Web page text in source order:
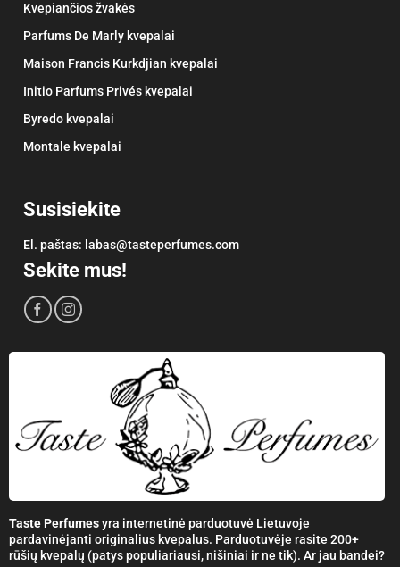
Kvepiančios žvakės
Parfums De Marly kvepalai
Maison Francis Kurkdjian kvepalai
Initio Parfums Privés kvepalai
Byredo kvepalai
Montale kvepalai
Susisiekite
El. paštas: labas@tasteperfumes.com
Sekite mus!
Taste Perfumesyra internetinė parduotuvė Lietuvoje
pardavinėjanti originalius kvepalus. Parduotuvėje rasite 200+
rūšių kvepalų (patys populiariausi, nišiniai ir ne tik). Ar jau bandei?